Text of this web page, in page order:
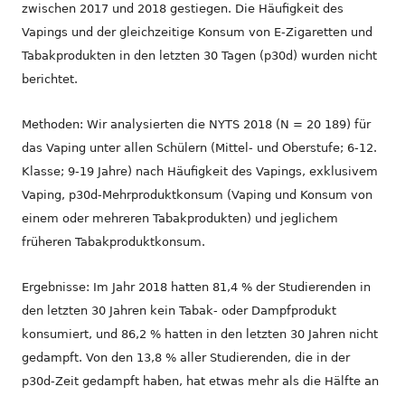
zwischen 2017 und 2018 gestiegen. Die Häufigkeit des
Vapings und der gleichzeitige Konsum von E-Zigaretten und
Tabakprodukten in den letzten 30 Tagen (p30d) wurden nicht
berichtet.
Methoden: Wir analysierten die NYTS 2018 (N = 20 189) für
das Vaping unter allen Schülern (Mittel- und Oberstufe; 6-12.
Klasse; 9-19 Jahre) nach Häufigkeit des Vapings, exklusivem
Vaping, p30d-Mehrproduktkonsum (Vaping und Konsum von
einem oder mehreren Tabakprodukten) und jeglichem
früheren Tabakproduktkonsum.
Ergebnisse: Im Jahr 2018 hatten 81,4 % der Studierenden in
den letzten 30 Jahren kein Tabak- oder Dampfprodukt
konsumiert, und 86,2 % hatten in den letzten 30 Jahren nicht
gedampft. Von den 13,8 % aller Studierenden, die in der
p30d-Zeit gedampft haben, hat etwas mehr als die Hälfte an